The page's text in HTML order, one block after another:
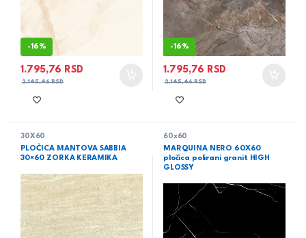
-16%
1.795,76 RSD
2.145,46RSD
-16%
1.795,76 RSD
2.145,46RSD
30X60
PLOČICA MANTOVA SABBIA
30×60 ZORKA KERAMIKA
60x60
MARQUINA NERO 60X60
pločica polirani granit HIGH
GLOSSY